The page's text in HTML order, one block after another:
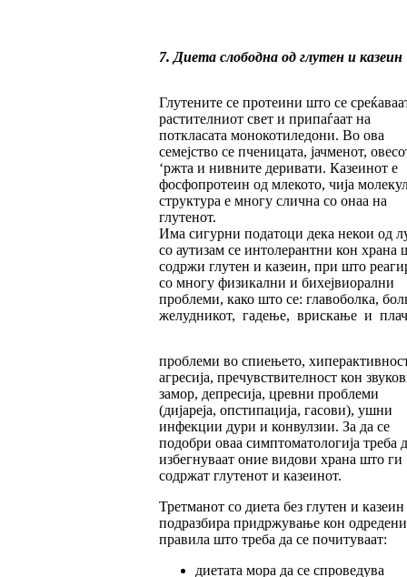
7. Диета слободна од глутен и казеин
Глутените се протеини што се
растителниот свет и припаѓаат на
поткласата монокотиледони. Во ова
семејство се пченицата, јачменот,
‘ржта и нивните деривати. Казеинот е
фосфопротеин од млекото, чија
структура е многу слична со онаа на
глутенот.
Има сигурни податоци дека некои од
со аутизам се интолерантни кон храна
содржи глутен и казеин, при што
со многу физикални и бихејвиорални
проблеми, како што се: главоболка,
желудникот, гадење, врискање и
проблеми во спиењето,
агресија, пречувствителност кон
замор, депресија, цревни проблеми
(дијареја, опстипација, гасови), ушни
инфекции дури и конвулзии. За да се
подобри оваа симптоматологија треба
избегнуваат оние видови храна што ги
содржат глутенот и казеинот.
Третманот со диета без глутен и казеин
подразбира придржување кон одредени
правила што треба да се почитуваат:
диетата мора да се спроведува